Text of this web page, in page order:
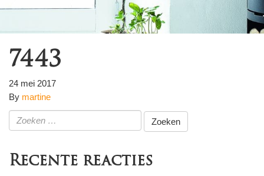
7443
24 mei 2017
By martine
Zoeken
naar:
Recente reacties